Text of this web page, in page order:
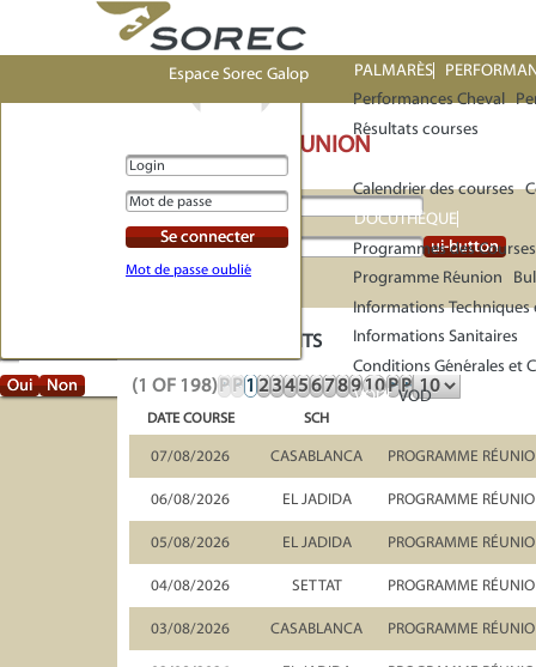
Espace Sorec Galop PALMARÈS
Performances Cheval
Résultats courses
Calendrier des courses
DOCUTHÈQUE
Programmes des
Programme Réunion
Informations Techniques
Informations Sanitaires
Conditions Générales et
VOD
VOD
PROGRAMME RÉUNION
DOCUMENT
PÉRIODE DU ui-button
LISTE DES DOCUMENTS
(1 OF 198)P P12345678910PP
DATE COURSE SCH
07/08/2026 CASABLANCA PROGRAMME
06/08/2026 EL JADIDA PROGRAMME
05/08/2026 EL JADIDA PROGRAMME
04/08/2026 SETTAT PROGRAMME
03/08/2026 CASABLANCA PROGRAMME
Se connecter
Mot de passe oublié
Oui Non